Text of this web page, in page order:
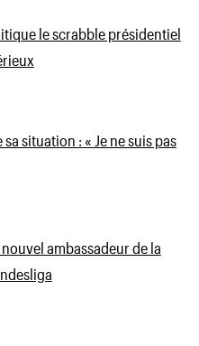
le scrabble présidentiel
situation : « Je ne suis pas
ambassadeur de la